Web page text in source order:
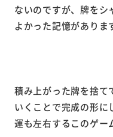
ないのですが、牌をシ
よかった記憶がありま
積み上がった牌を捨て
いくことで完成の形に
運も左右するこのゲー